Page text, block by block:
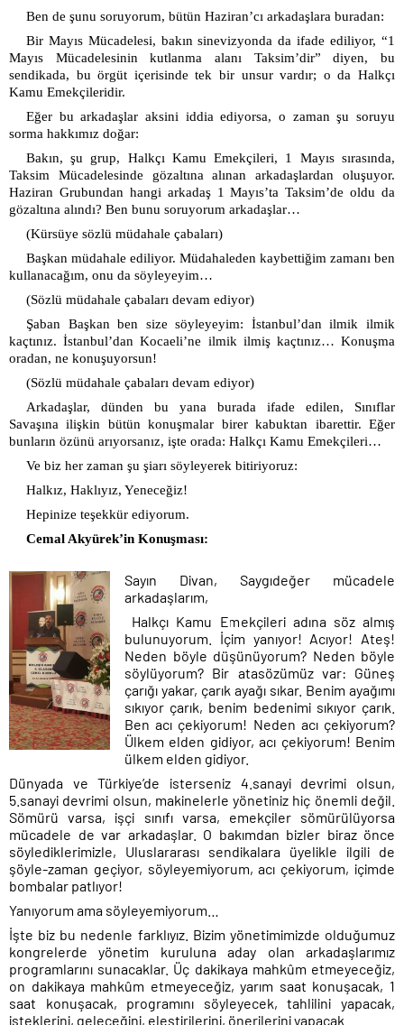
Ben de şunu soruyorum, bütün Haziran’cı arkadaşlara buradan:
Bir Mayıs Mücadelesi, bakın sinevizyonda da ifade ediliyor, “1
Mayıs Mücadelesinin kutlanma alanı Taksim’dir” diyen, bu
sendikada, bu örgüt içerisinde tek bir unsur vardır; o da Halkçı
Kamu Emekçileridir.
Eğer bu arkadaşlar aksini iddia ediyorsa, o zaman şu soruyu
sorma hakkımız doğar:
Bakın, şu grup, Halkçı Kamu Emekçileri, 1 Mayıs sırasında,
Taksim Mücadelesinde gözaltına alınan arkadaşlardan oluşuyor.
Haziran Grubundan hangi arkadaş 1 Mayıs’ta Taksim’de oldu da
gözaltına alındı? Ben bunu soruyorum arkadaşlar…
(Kürsüye sözlü müdahale çabaları)
Başkan müdahale ediliyor. Müdahaleden kaybettiğim zamanı ben
kullanacağım, onu da söyleyeyim…
(Sözlü müdahale çabaları devam ediyor)
Şaban Başkan ben size söyleyeyim: İstanbul’dan ilmik ilmik
kaçtınız. İstanbul’dan Kocaeli’ne ilmik ilmiş kaçtınız… Konuşma
oradan, ne konuşuyorsun!
(Sözlü müdahale çabaları devam ediyor)
Arkadaşlar, dünden bu yana burada ifade edilen, Sınıflar
Savaşına ilişkin bütün konuşmalar birer kabuktan ibarettir. Eğer
bunların özünü arıyorsanız, işte orada: Halkçı Kamu Emekçileri…
Ve biz her zaman şu şiarı söyleyerek bitiriyoruz:
Halkız, Haklıyız, Yeneceğiz!
Hepinize teşekkür ediyorum.
Cemal Akyürek’in Konuşması:
Sayın Divan, Saygıdeğer mücadele
arkadaşlarım,
Halkçı Kamu Emekçileri adına söz almış
bulunuyorum. İçim yanıyor! Acıyor! Ateş!
Neden böyle düşünüyorum? Neden böyle
söylüyorum? Bir atasözümüz var: Güneş
çarığı yakar, çarık ayağı sıkar. Benim ayağımı
sıkıyor çarık, benim bedenimi sıkıyor çarık.
Ben acı çekiyorum! Neden acı çekiyorum?
Ülkem elden gidiyor, acı çekiyorum! Benim
ülkem elden gidiyor.
Dünyada ve Türkiye’de isterseniz 4.sanayi devrimi olsun,
5.sanayi devrimi olsun, makinelerle yönetiniz hiç önemli değil.
Sömürü varsa, işçi sınıfı varsa, emekçiler sömürülüyorsa
mücadele de var arkadaşlar. O bakımdan bizler biraz önce
söylediklerimizle, Uluslararası sendikalara üyelikle ilgili de
şöyle-zaman geçiyor, söyleyemiyorum, acı çekiyorum, içimde
bombalar patlıyor!
Yanıyorum ama söyleyemiyorum…
İşte biz bu nedenle farklıyız. Bizim yönetimimizde olduğumuz
kongrelerde yönetim kuruluna aday olan arkadaşlarımız
programlarını sunacaklar. Üç dakikaya mahkûm etmeyeceğiz,
on dakikaya mahkûm etmeyeceğiz, yarım saat konuşacak, 1
saat konuşacak, programını söyleyecek, tahlilini yapacak,
isteklerini, geleceğini, eleştirilerini, önerilerini yapacak.